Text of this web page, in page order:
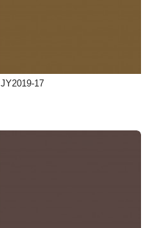
JY2019-17